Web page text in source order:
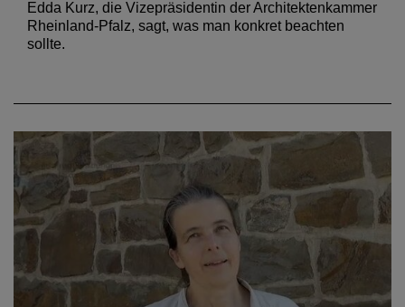
Edda Kurz, die Vizepräsidentin der Architektenkammer
Rheinland-Pfalz, sagt, was man konkret beachten
sollte.